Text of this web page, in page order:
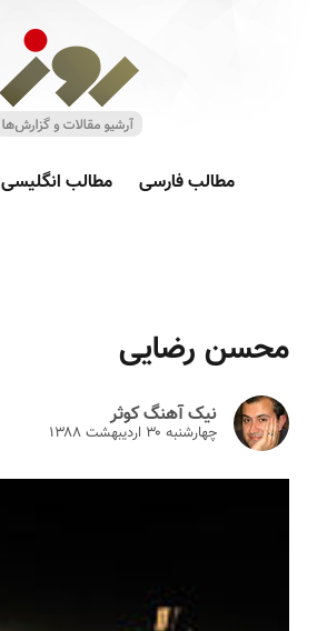
مطالب فارسی مطالب انگلیسی
محسن رضایی
نیک آهنگ کوثر
چهارشنبه ۳۰ ارديبهشت ۱۳۸۸